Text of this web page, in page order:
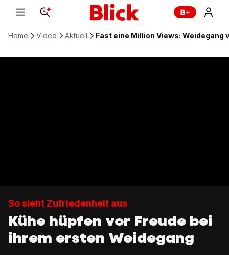
Home Video Aktuell Fast eine Million Views: Weidegang
So sieht Zufriedenheit aus
Kühe hüpfen vor Freude bei
ihrem ersten Weidegang